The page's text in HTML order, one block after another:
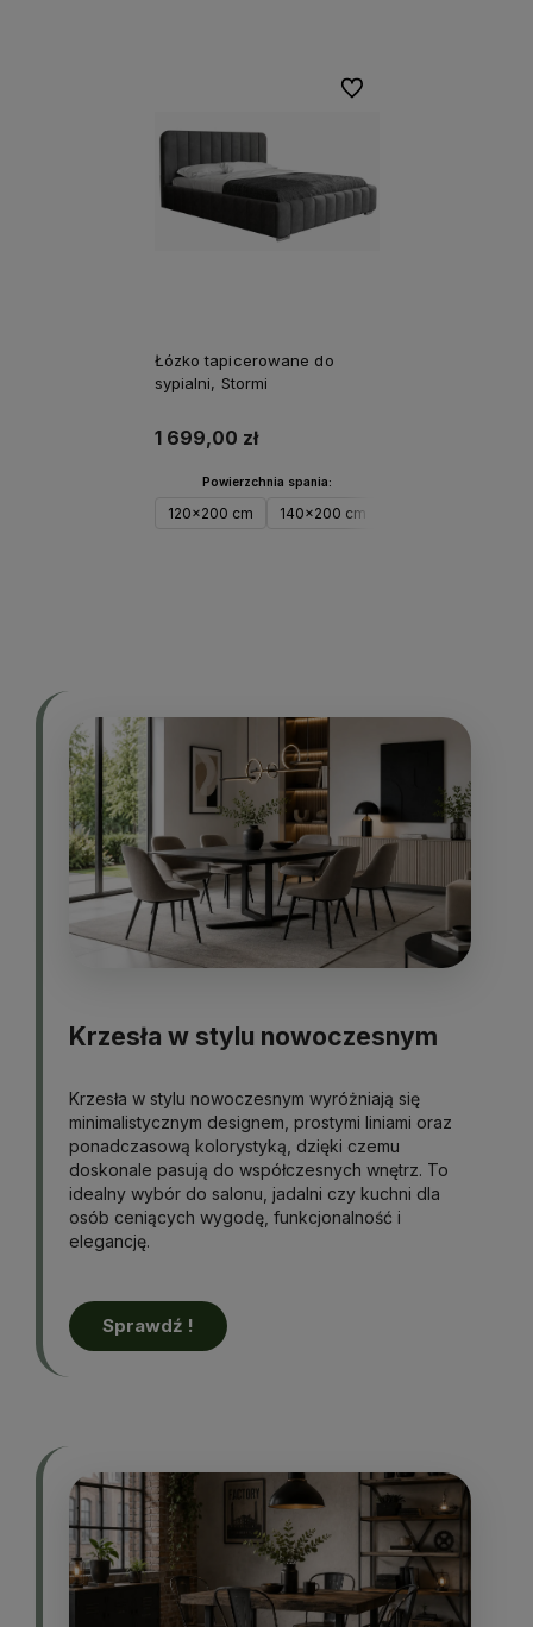
Łózko tapicerowane do
sypialni, Stormi
1 699,00 zł
Powierzchnia spania:
120x200 cm 140x200 cm
Do ulubionych
Krzesła w stylu nowoczesnym
Krzesła w stylu nowoczesnym wyróżniają się
minimalistycznym designem, prostymi liniami oraz
ponadczasową kolorystyką, dzięki czemu
doskonale pasują do współczesnych wnętrz. To
idealny wybór do salonu, jadalni czy kuchni dla
osób ceniących wygodę, funkcjonalność i
elegancję.
Sprawdź !